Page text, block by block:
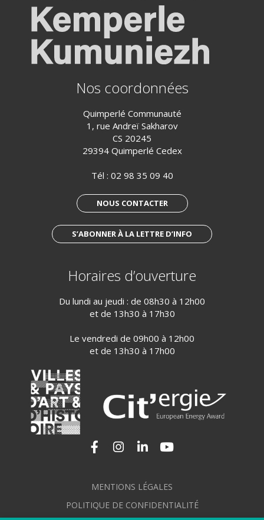
Nos coordonnées
Quimperlé Communauté
1, rue Andreï Sakharov
CS 20245
29394 Quimperlé Cedex
Tél : 02 98 35 09 40
NOUS CONTACTER
S’ABONNER À LA LETTRE D’INFO
Horaires d’ouverture
Du lundi au jeudi : de 08h30 à 12h00
et de 13h30 à 17h30
Le vendredi de 09h00 à 12h00
et de 13h30 à 17h00
Lien vers le compte Facebook
Lien vers le compte Instagram
Lien vers le compte
MENTIONS LÉGALES
POLITIQUE DE CONFIDENTIALITÉ